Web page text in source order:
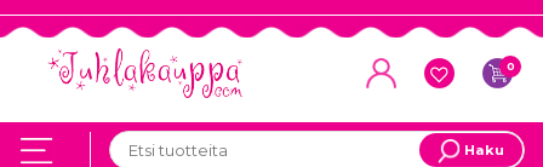
0
Haku